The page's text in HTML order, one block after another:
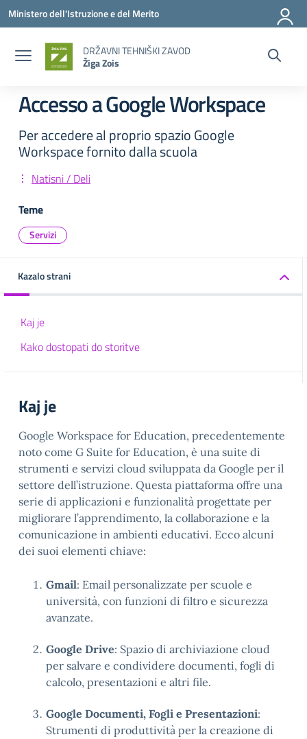
Vai ai contenuti
Vai al menu di navigazione
Vai al footer
Ministero dell'Istruzione e del Merito
DRŽAVNI TEHNIŠKI ZAVOD
Žiga Zois
Accesso a Google Workspace
Per accedere al proprio spazio Google
Workspace fornito dalla scuola
Natisni / Deli
Teme
Servizi
Kazalo strani
Kaj je
Kako dostopati do storitve
Kaj je
Google Workspace for Education, precedentemente
noto come G Suite for Education, è una suite di
strumenti e servizi cloud sviluppata da Google per il
settore dell’istruzione. Questa piattaforma offre una
serie di applicazioni e funzionalità progettate per
migliorare l’apprendimento, la collaborazione e la
comunicazione in ambienti educativi. Ecco alcuni
dei suoi elementi chiave:
Gmail: Email personalizzate per scuole e
università, con funzioni di filtro e sicurezza
avanzate.
Google Drive: Spazio di archiviazione cloud
per salvare e condividere documenti, fogli di
calcolo, presentazioni e altri file.
Google Documenti, Fogli e Presentazioni:
Strumenti di produttività per la creazione di